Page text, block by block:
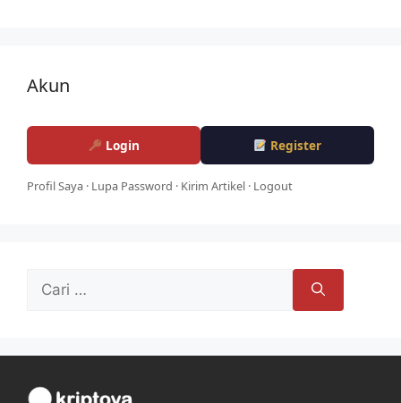
Akun
Login Register
Profil Saya · Lupa Password · Kirim Artikel · Logout
untuk: